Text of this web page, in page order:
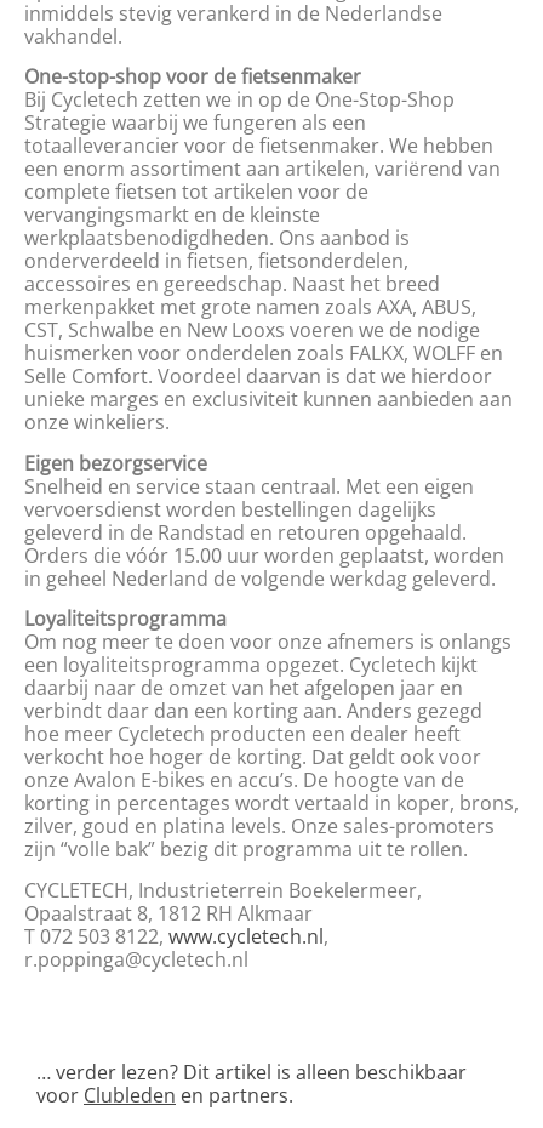
inmiddels stevig verankerd in de Nederlandse
vakhandel.
One-stop-shop voor de fietsenmaker
Bij Cycletech zetten we in op de One-Stop-Shop
Strategie waarbij we fungeren als een
totaalleverancier voor de fietsenmaker. We hebben
een enorm assortiment aan artikelen, variërend van
complete fietsen tot artikelen voor de
vervangingsmarkt en de kleinste
werkplaatsbenodigdheden. Ons aanbod is
onderverdeeld in fietsen, fietsonderdelen,
accessoires en gereedschap. Naast het breed
merkenpakket met grote namen zoals AXA, ABUS,
CST, Schwalbe en New Looxs voeren we de nodige
huismerken voor onderdelen zoals FALKX, WOLFF en
Selle Comfort. Voordeel daarvan is dat we hierdoor
unieke marges en exclusiviteit kunnen aanbieden aan
onze winkeliers.
Eigen bezorgservice
Snelheid en service staan centraal. Met een eigen
vervoersdienst worden bestellingen dagelijks
geleverd in de Randstad en retouren opgehaald.
Orders die vóór 15.00 uur worden geplaatst, worden
in geheel Nederland de volgende werkdag geleverd.
Loyaliteitsprogramma
Om nog meer te doen voor onze afnemers is onlangs
een loyaliteitsprogramma opgezet. Cycletech kijkt
daarbij naar de omzet van het afgelopen jaar en
verbindt daar dan een korting aan. Anders gezegd
hoe meer Cycletech producten een dealer heeft
verkocht hoe hoger de korting. Dat geldt ook voor
onze Avalon E-bikes en accu’s. De hoogte van de
korting in percentages wordt vertaald in koper, brons,
zilver, goud en platina levels. Onze sales-promoters
zijn “volle bak” bezig dit programma uit te rollen.
CYCLETECH, Industrieterrein Boekelermeer,
Opaalstraat 8, 1812 RH Alkmaar
T 072 503 8122, www.cycletech.nl,
r.poppinga@cycletech.nl
… verder lezen? Dit artikel is alleen beschikbaar
voor Clubleden en partners.